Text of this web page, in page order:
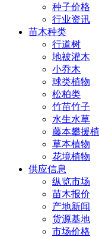
种子价格
行业资讯
苗木种类
行道树
地被灌木
小乔木
球类植物
松柏类
竹苗竹子
水生水草
藤本攀援
草本植物
花境植物
供应信息
纵览市场
苗木报价
产地新闻
货源基地
市场价格